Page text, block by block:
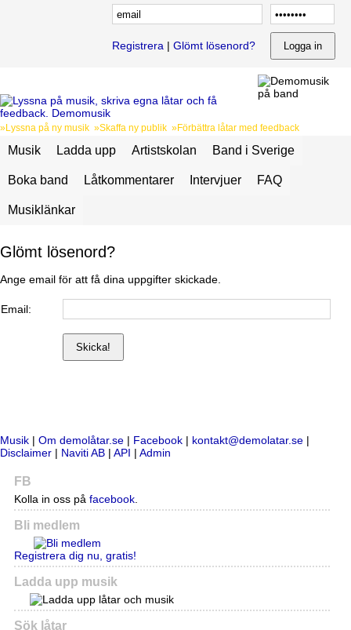
Registrera | Glömt lösenord?
»Lyssna på ny musik »Skaffa ny publik »Förbättra låtar med feedback
Musik Ladda upp Artistskolan Band i Sverige
Boka band Låtkommentarer Intervjuer FAQ
Musiklänkar
Glömt lösenord?
Ange email för att få dina uppgifter skickade.
Email:
Musik | Om demolåtar.se | Facebook | kontakt@demolatar.se |
Disclaimer | Naviti AB | API | Admin
FB
Kolla in oss på facebook.
Bli medlem
Registrera dig nu, gratis!
Ladda upp musik
Sök låtar